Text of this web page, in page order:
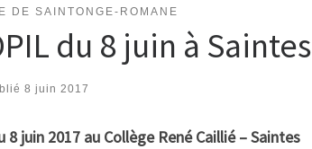
DE SAINTONGE-ROMANE
du 8 juin à Saintes
8 juin 2017
juin 2017 au Collège René Caillié – Saintes